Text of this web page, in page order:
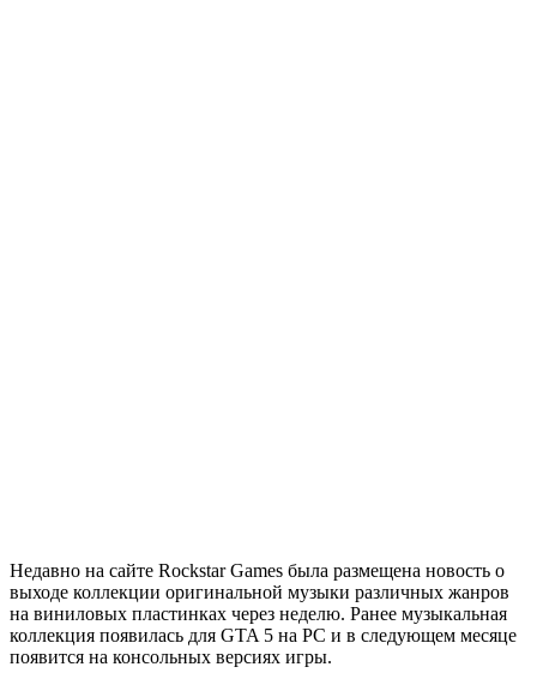
Недавно на сайте Rockstar Games была размещена новость о
выходе коллекции оригинальной музыки различных жанров
на виниловых пластинках через неделю. Ранее музыкальная
коллекция появилась для GTA 5 на PC и в следующем месяце
появится на консольных версиях игры.